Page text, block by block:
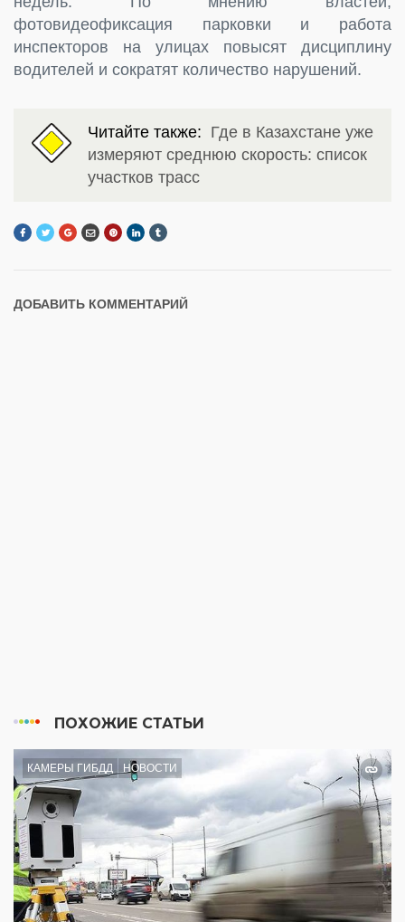
фотовидеофиксация парковки и работа
инспекторов на улицах повысят дисциплину
водителей и сократят количество нарушений.
Читайте также: Где в Казахстане уже
измеряют среднюю скорость: список
участков трасс
ДОБАВИТЬ КОММЕНТАРИЙ
ПОХОЖИЕ СТАТЬИ
КАМЕРЫ ГИБДД НОВОСТИ